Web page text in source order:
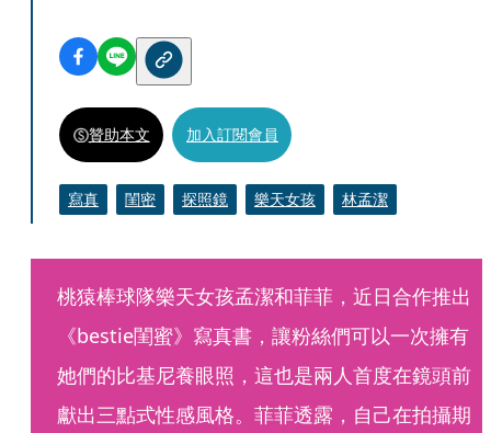
贊助本文 加入訂閱會員
寫真 閨密 探照鏡 樂天女孩 林孟潔
桃猿棒球隊樂天女孩孟潔和菲菲，近日合作推出
《bestie閨蜜》寫真書，讓粉絲們可以一次擁有
她們的比基尼養眼照，這也是兩人首度在鏡頭前
獻出三點式性感風格。菲菲透露，自己在拍攝期